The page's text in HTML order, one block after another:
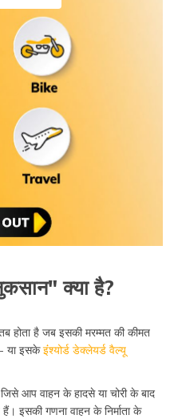
क्या है?
होता है जब इसकी मरम्मत की कीमत
या इसकेइंंश्योर्ड डेक्लेयर्ड वैल्यू
आप वाहन के हादसे या चोरी के बाद
इसकी गणना वाहन के निर्माता के